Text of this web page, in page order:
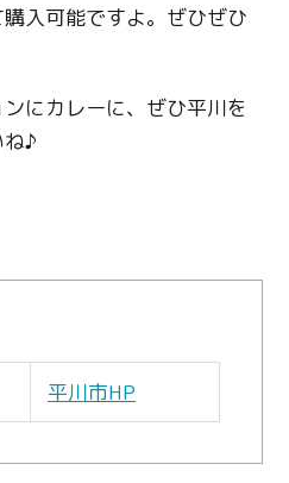
入可能ですよ。ぜひぜひ
にカレーに、ぜひ平川を
♪
平川市HP